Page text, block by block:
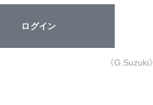
ログイン
《G.Suzuki》